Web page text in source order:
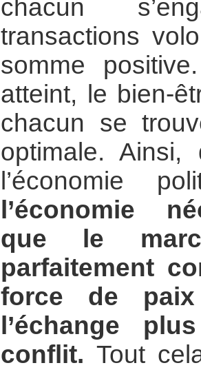
chacun
transactions
somme
atteint, le bien-
chacun se
optimale.
l’économie
l’économie
que le
parfaitement
force de
l’échange
conflit. Tout